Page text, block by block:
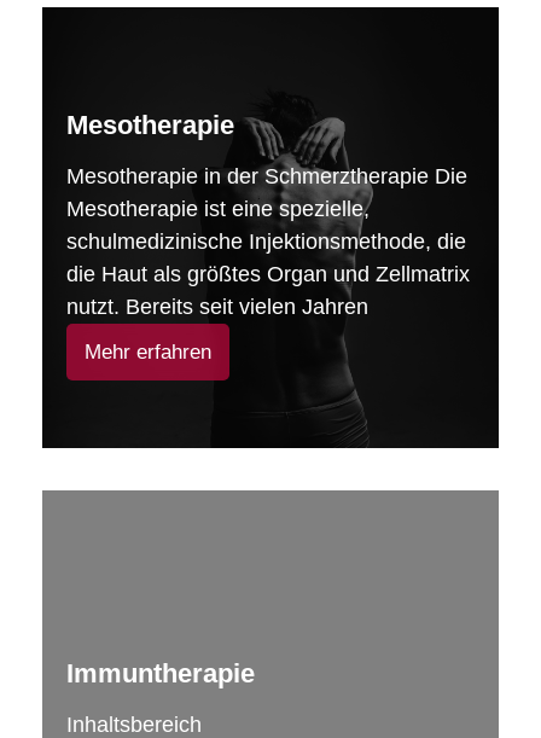
Mesotherapie
Mesotherapie in der Schmerztherapie Die
Mesotherapie ist eine spezielle,
schulmedizinische Injektionsmethode, die
die Haut als größtes Organ und Zellmatrix
nutzt. Bereits seit vielen Jahren
Mehr erfahren
Immuntherapie
Inhaltsbereich